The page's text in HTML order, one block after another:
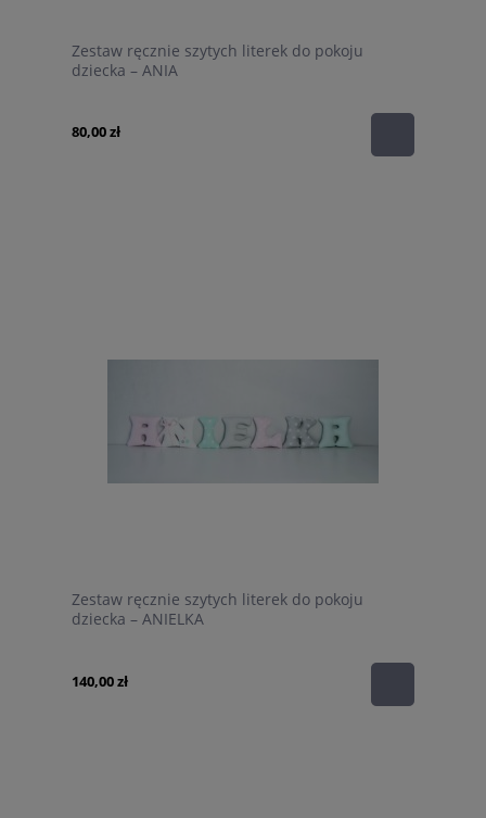
Zestaw ręcznie szytych literek do pokoju
dziecka – ANIA
80,00 zł
Zestaw ręcznie szytych literek do pokoju
dziecka – ANIELKA
140,00 zł